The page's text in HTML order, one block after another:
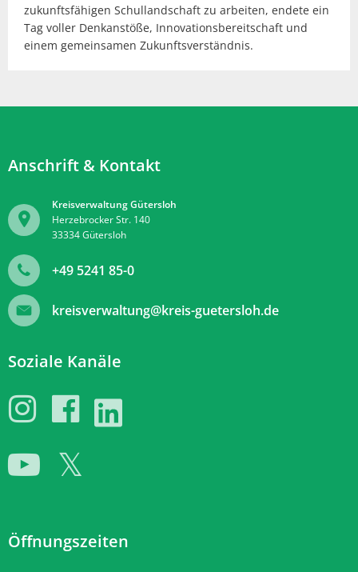
zukunftsfähigen Schullandschaft zu arbeiten, endete ein
Tag voller Denkanstöße, Innovationsbereitschaft und
einem gemeinsamen Zukunftsverständnis.
Anschrift & Kontakt
Kreisverwaltung Gütersloh
Herzebrocker Str. 140
33334Gütersloh
+49 5241 85-0
kreisverwaltung@kreis-guetersloh.de
Soziale Kanäle
Öffnungszeiten